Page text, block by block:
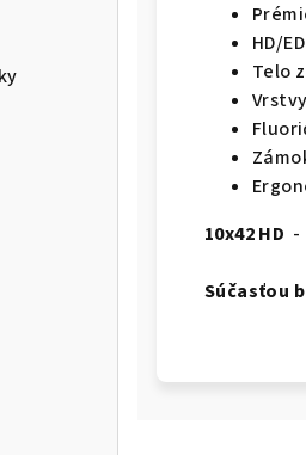
HD/
Telo
10x42 HD -
Súčasťou